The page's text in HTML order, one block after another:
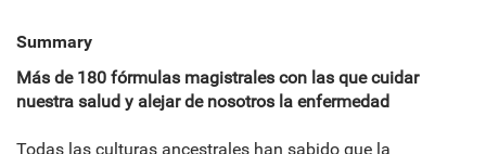
Summary
Más de 180 fórmulas magistrales con las que cuidar
nuestra salud y alejar de nosotros la enfermedad
Todas las culturas ancestrales han sabido que la